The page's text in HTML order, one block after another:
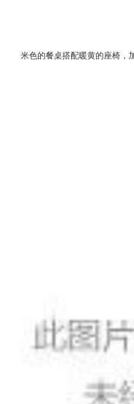
米色的餐桌搭配暖黄的座椅，